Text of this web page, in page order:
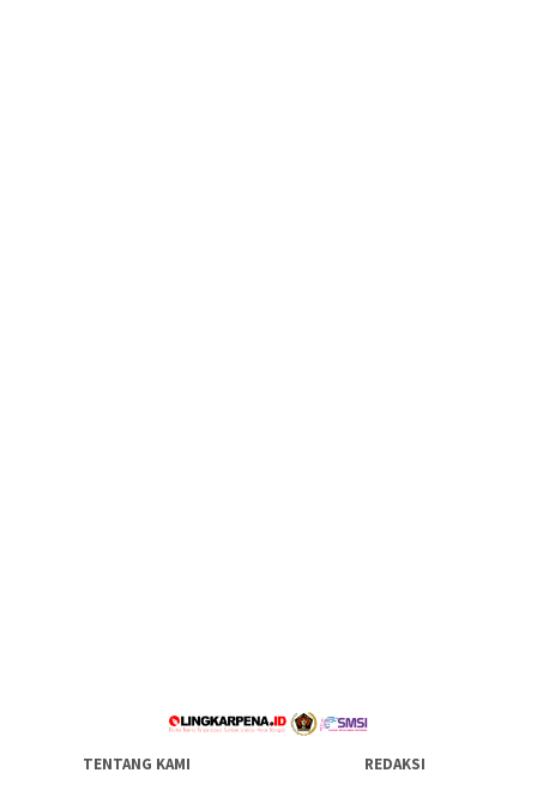
TENTANG KAMI REDAKSI